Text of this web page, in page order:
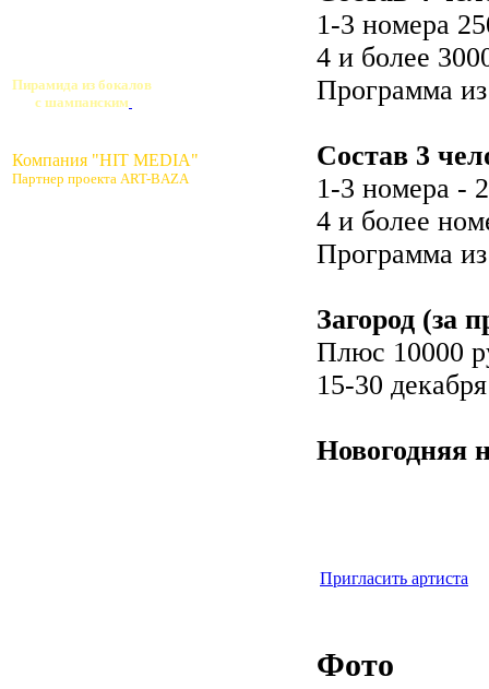
Пирамида из бокалов
с шампанским
Компания "HIT MEDIA"
Партнер проекта ART-BAZA
1-3 номера
4 и более
Программа
Состав 3
1-3 номера -
4 и более
Программа
Загород (за
Плюс 10000
15-30
Новогодняя
Пригласить артиста
Фото